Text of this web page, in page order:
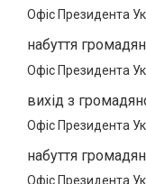
Офіс Президента
набуття
Офіс Президента
вихід з
Офіс Президента
набуття
Офіс Президента